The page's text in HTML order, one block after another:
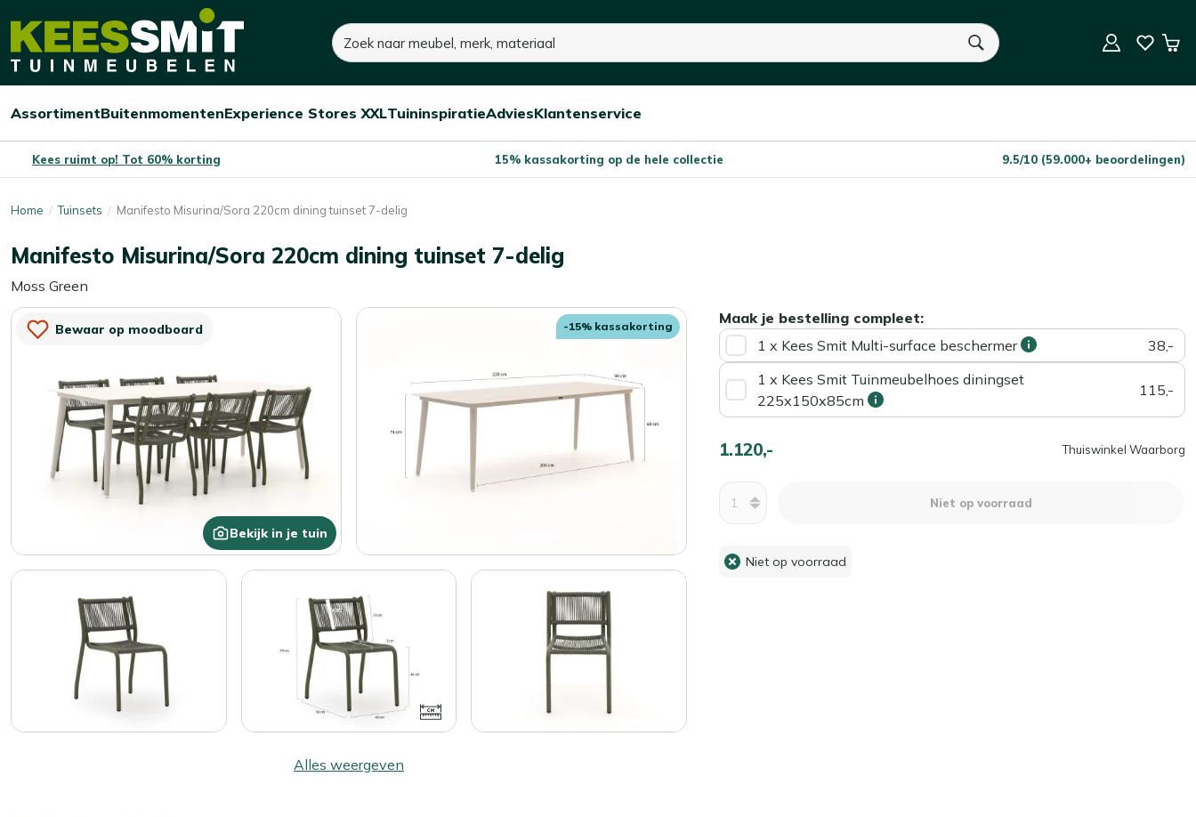
Kees
Tuinmeubelen
Zoeken
U heeft geen product(en) in uw winkelwagen.
Open/sluit
Assortiment
Open/sluit
Buitenmomenten
Open/sluit
Experience Stores XXL
Open/sluit
Tuininspiratie
Open/sluit
Advies
Open/sluit
Klantenservice
Kees ruimt op! Tot 60% korting 15% kassakorting op de hele collectie 9.5/10 (59.000+ beoordelingen)
Home Tuinsets Manifesto Misurina/Sora 220cm dining tuinset 7-delig
Manifesto Misurina/Sora 220cm dining tuinset 7-delig
Moss Green
Bewaar op moodboard
Bekijk in je tuin
-15% kassakorting
Alles weergeven
Maak je bestelling compleet:
1 x Kees Smit Multi-surface beschermer
38,-
1 x Kees Smit Tuinmeubelhoes diningset
225x150x85cm
115,-
1.120,- Thuiswinkel Waarborg
1.120,- Dit product is niet op voorraad Niet op voorraad
Niet op voorraad
Niet op voorraad